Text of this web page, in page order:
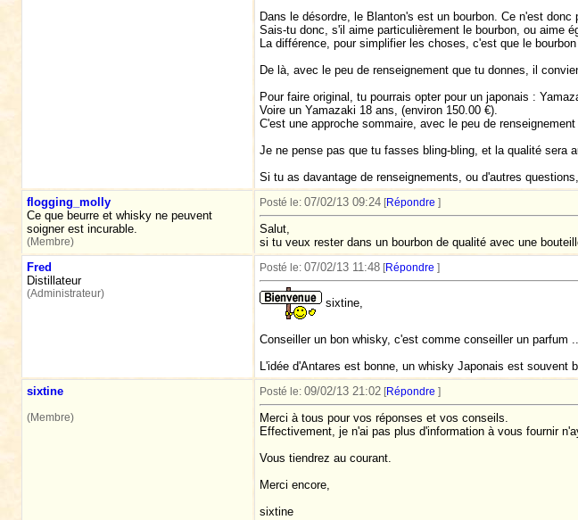
Dans le désordre, le Blanton's est un bourbon. Ce n'est donc
Sais-tu donc, s'il aime particulièrement le bourbon, ou aime
La différence, pour simplifier les choses, c'est que le
De là, avec le peu de renseignement que tu donnes, il
Pour faire original, tu pourrais opter pour un japonais :
Voire un Yamazaki 18 ans, (environ 150.00 €).
C'est une approche sommaire, avec le peu de
Je ne pense pas que tu fasses bling-bling, et la qualité sera
Si tu as davantage de renseignements, ou d'autres
flogging_molly
Ce que beurre et whisky ne peuvent
soigner est incurable.
(Membre)
Posté le: 07/02/13 09:24[Répondre ]
Salut,
si tu veux rester dans un bourbon de qualité avec une
Fred
Distillateur
(Administrateur)
Posté le: 07/02/13 11:48[Répondre ]
sixtine,
Conseiller un bon whisky, c'est comme conseiller un parfum
L'idée d'Antares est bonne, un whisky Japonais est souvent
sixtine
(Membre)
Posté le: 09/02/13 21:02[Répondre ]
Merci à tous pour vos réponses et vos conseils.
Effectivement, je n'ai pas plus d'information à vous fournir
Vous tiendrez au courant.
Merci encore,
sixtine